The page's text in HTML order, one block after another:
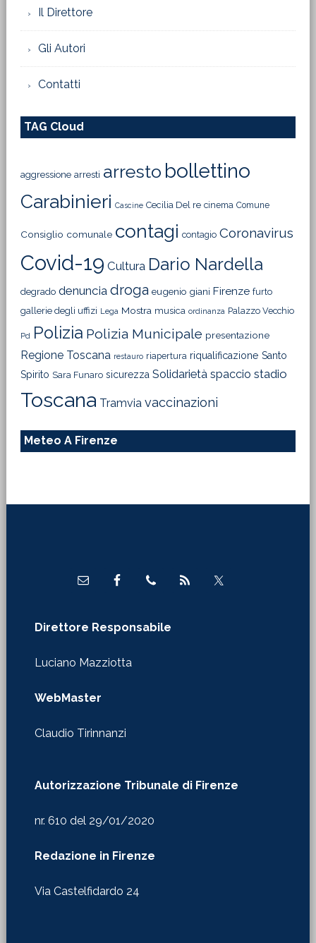
Il Direttore
Gli Autori
Contatti
TAG Cloud
aggressione arresti arresto bollettino
Carabinieri Cascine Cecilia Del re cinema Comune
Consiglio comunale contagi contagio Coronavirus
Covid-19 Cultura Dario Nardella
degrado denuncia droga eugenio giani Firenze furto
gallerie degli uffizi Lega Mostra musica ordinanza Palazzo Vecchio
Pd Polizia Polizia Municipale presentazione
Regione Toscana restauro riapertura riqualificazione Santo
Spirito Sara Funaro sicurezza Solidarietà spaccio stadio
Toscana Tramvia vaccinazioni
Meteo A Firenze
Direttore Responsabile
Luciano Mazziotta
WebMaster
Claudio Tirinnanzi
Autorizzazione Tribunale di Firenze
nr. 610 del 29/01/2020
Redazione in Firenze
Via Castelfidardo 24